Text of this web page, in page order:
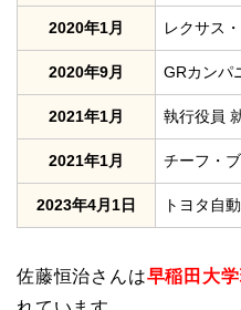
2020年1月 レクサス
2020年9月 GRカンパ
2021年1月 執行役員
2021年1月 チーフ・
2023年4月1日 トヨタ自
佐藤恒治さんは早稲田大